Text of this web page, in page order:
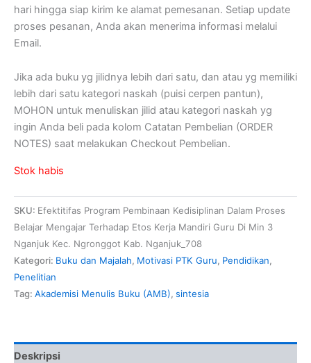
hari hingga siap kirim ke alamat pemesanan. Setiap update
proses pesanan, Anda akan menerima informasi melalui
Email.
Jika ada buku yg jilidnya lebih dari satu, dan atau yg memiliki
lebih dari satu kategori naskah (puisi cerpen pantun),
MOHON untuk menuliskan jilid atau kategori naskah yg
ingin Anda beli pada kolom Catatan Pembelian (ORDER
NOTES) saat melakukan Checkout Pembelian.
Stok habis
SKU: Efektitifas Program Pembinaan Kedisiplinan Dalam Proses
Belajar Mengajar Terhadap Etos Kerja Mandiri Guru Di Min 3
Nganjuk Kec. Ngronggot Kab. Nganjuk_708
Kategori: Buku dan Majalah, Motivasi PTK Guru, Pendidikan,
Penelitian
Tag: Akademisi Menulis Buku (AMB), sintesia
Deskripsi